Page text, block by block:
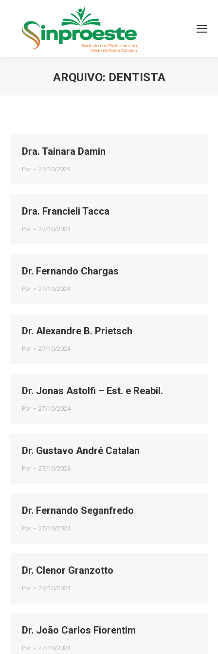
ARQUIVO: DENTISTA
Dra. Tainara Damin
Por 27/10/2024
Dra. Francieli Tacca
Por 27/10/2024
Dr. Fernando Chargas
Por 27/10/2024
Dr. Alexandre B. Prietsch
Por 27/10/2024
Dr. Jonas Astolfi – Est. e Reabil.
Por 27/10/2024
Dr. Gustavo André Catalan
Por 27/10/2024
Dr. Fernando Seganfredo
Por 27/10/2024
Dr. Clenor Granzotto
Por 27/10/2024
Dr. João Carlos Fiorentim
Por 27/10/2024